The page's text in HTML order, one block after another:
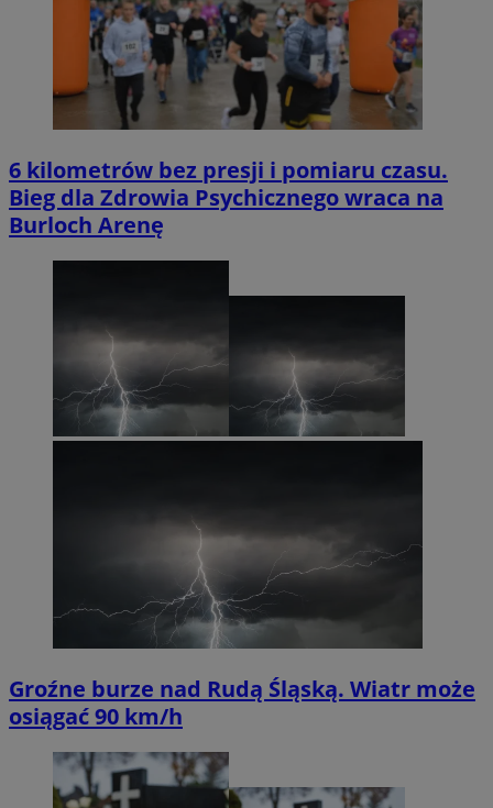
6 kilometrów bez presji i pomiaru czasu.
Bieg dla Zdrowia Psychicznego wraca na
Burloch Arenę
Groźne burze nad Rudą Śląską. Wiatr może
osiągać 90 km/h